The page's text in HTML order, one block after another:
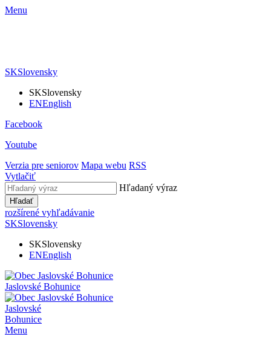
Menu
SKSlovensky
SKSlovensky
ENEnglish
Facebook
Youtube
Verzia pre seniorov Mapa webu RSS
Vytlačiť
Hľadaný výraz
Hľadať
rozšírené vyhľadávanie
SKSlovensky
SKSlovensky
ENEnglish
Jaslovské Bohunice
Jaslovské
Bohunice
Menu